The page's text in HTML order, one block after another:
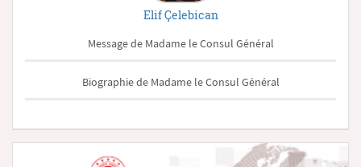
Elif Çelebican
Message de Madame le Consul Général
Biographie de Madame le Consul Général